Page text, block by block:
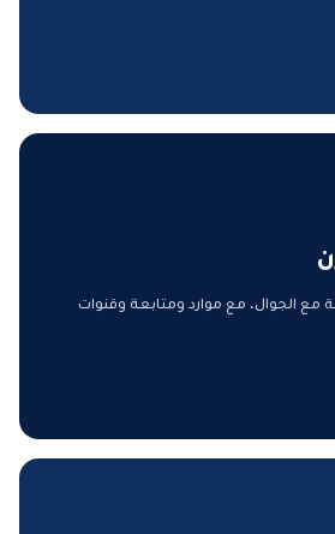
مع الجوال، مع موارد ومتابعة وقنوات